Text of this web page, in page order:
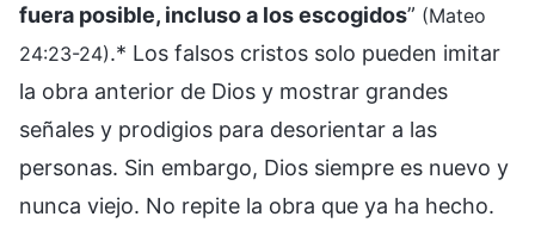
fuera posible, incluso a los escogidos” (Mateo
24:23-24).* Los falsos cristos solo pueden imitar
la obra anterior de Dios y mostrar grandes
señales y prodigios para desorientar a las
personas. Sin embargo, Dios siempre es nuevo y
nunca viejo. No repite la obra que ya ha hecho.